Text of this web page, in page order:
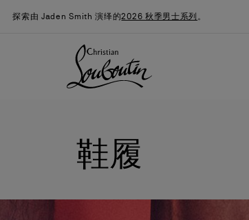
探索由 Jaden Smith 演绎的2026 秋季男士系列 。
鞋履